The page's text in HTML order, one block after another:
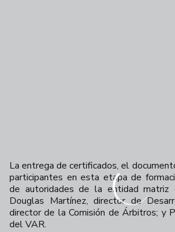
La entrega de certificados, el
participantes en esta etapa de
de autoridades de la entidad matriz
Douglas Martínez, director de
director de la Comisión de Árbitros; y
del VAR.